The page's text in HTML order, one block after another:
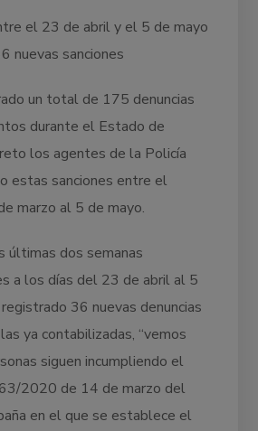
el 23 de abril y el 5 de mayo
nuevas sanciones
un total de 175 denuncias
durante el Estado de
los agentes de la Policía
estas sanciones entre el
marzo al 5 de mayo.
últimas dos semanas
a los días del 23 de abril al 5
36 nuevas denuncias
ya contabilizadas, “vemos
siguen incumpliendo el
2020 de 14 de marzo del
en el que se establece el